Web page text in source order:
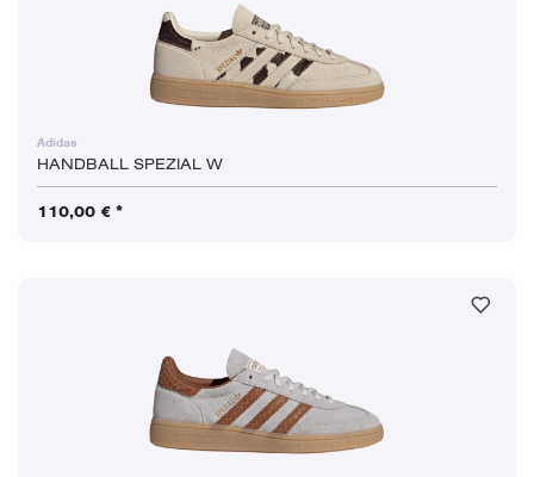
Adidas
HANDBALL SPEZIAL W
110,00 € *